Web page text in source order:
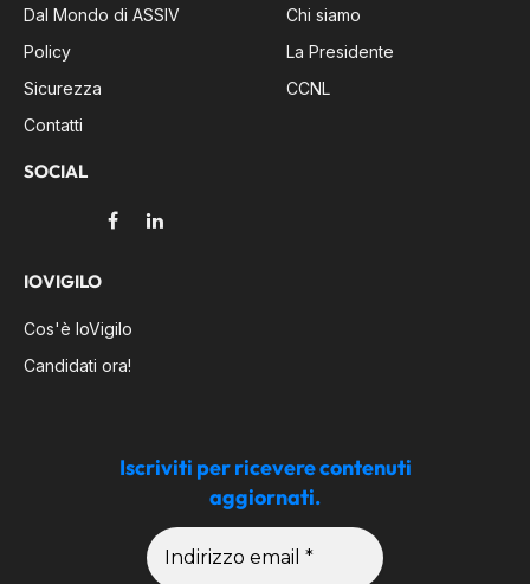
Dal Mondo di ASSIV
Policy
Sicurezza
Contatti
SOCIAL
FacebookLinkedIn
Chi siamo
La Presidente
CCNL
IOVIGILO
Cos'è IoVigilo
Candidati ora!
Iscriviti per ricevere contenuti
aggiornati.